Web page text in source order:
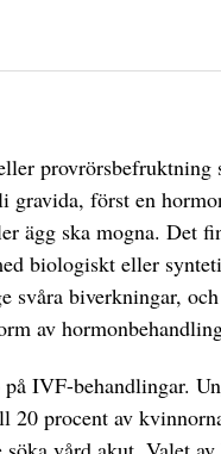
gravida, först en
ägg ska mogna. Det
biologiskt eller
svåra biverkningar,
av
på IVF-behandlingar.
20 procent av